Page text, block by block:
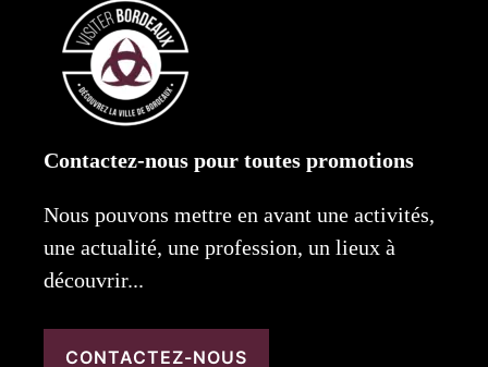
Contactez-nous pour toutes promotions
Nous pouvons mettre en avant une activités,
une actualité, une profession, un lieux à
découvrir...
CONTACTEZ-NOUS